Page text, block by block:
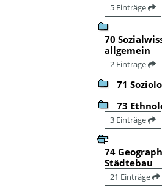
5 Einträge
70
allgemein
2 Einträge
71
73
3 Einträge
74
Städtebau
21 Einträge